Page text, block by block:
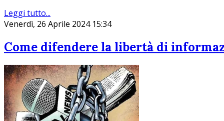
Leggi tutto...
Venerdì, 26 Aprile 2024 15:34
Come difendere la libertà di